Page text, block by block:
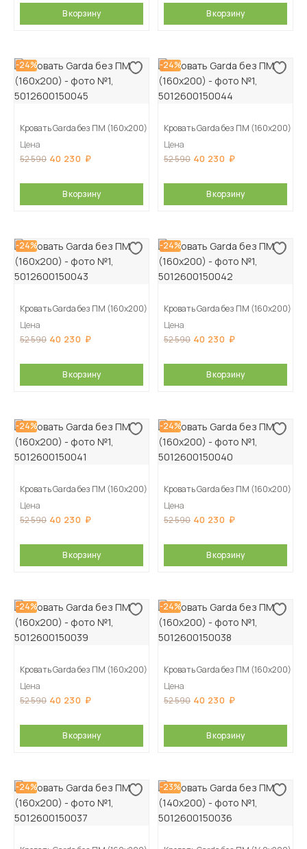
В корзину В корзину
-24%
Кровать Garda без ПМ (160х200)
Цена
52 590 40 230
В корзину
-24%
Кровать Garda без ПМ (160х200)
Цена
52 590 40 230
В корзину
-24%
Кровать Garda без ПМ (160х200)
Цена
52 590 40 230
В корзину
-24%
Кровать Garda без ПМ (160х200)
Цена
52 590 40 230
В корзину
-24%
Кровать Garda без ПМ (160х200)
Цена
52 590 40 230
В корзину
-24%
Кровать Garda без ПМ (160х200)
Цена
52 590 40 230
В корзину
-24%
Кровать Garda без ПМ (160х200)
Цена
52 590 40 230
В корзину
-24%
Кровать Garda без ПМ (160х200)
Цена
52 590 40 230
В корзину
-24% -23%